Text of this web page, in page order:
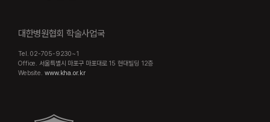
대한병원협회 학술사업국
Tel. 02-705-9230~1
Office. 서울특별시 마포구 마포대로 15 현대빌딩 12층
Website.www.kha.or.kr